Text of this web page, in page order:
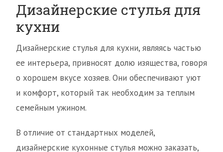
Дизайнерские стулья для
кухни
Дизайнерские стулья для кухни, являясь частью
ее интерьера, привносят долю изящества, говоря
о хорошем вкусе хозяев. Они обеспечивают уют
и комфорт, который так необходим за теплым
семейным ужином.
В отличие от стандартных моделей,
дизайнерские кухонные стулья можно заказать,